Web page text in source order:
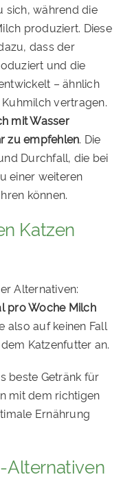
sich, während die
produziert. Diese
dass der
und die
– ähnlich
vertragen.
mit Wasser
zu empfehlen. Die
Durchfall, die bei
einer weiteren
können.
Katzen
Alternativen:
pro Woche Milch
also auf keinen Fall
Katzenfutter an.
beste Getränk für
mit dem richtigen
Ernährung
Alternativen